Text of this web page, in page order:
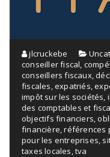
jlcruckebe
conseiller fiscal
conseillers fiscaux,
fiscales ,expatriés ,
impôt sur les sociétés
des comptables et
objectifs financiers ,
financière ,références
pour les entreprises
taxes locales ,tva